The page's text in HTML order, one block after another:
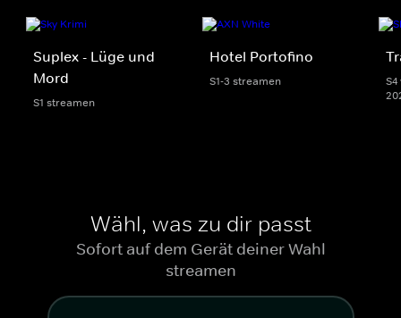
Suplex - Lüge und
Mord
S1 streamen
Hotel Portofino
S1-3 streamen
Wähl, was zu dir passt
Sofort auf dem Gerät deiner Wahl
streamen